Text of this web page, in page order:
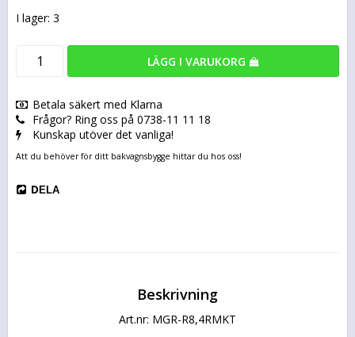
I lager: 3
LÄGG I VARUKORG
Betala säkert med Klarna
Frågor? Ring oss på 0738-11 11 18
Kunskap utöver det vanliga!
Att du behöver för ditt bakvagnsbygge hittar du hos oss!
DELA
Beskrivning
Art.nr: MGR-R8,4RMKT